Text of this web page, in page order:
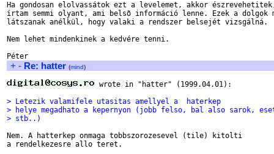
Ha gondosan elolvassátok ezt a levelemet, akkor
írtam semmi olyant, ami belsõ információ lenne. Ezek a
látszanak anélkül, hogy valaki a rendszer belsejét vizsgálná.
Nem lehet mindenkinek a kedvére tenni.
+ - Re: hatter (mind)
wrote in "hatter" (1999.04.01):
> Letezik valamifele utasitas amellyel a  haterkep
> helye megadhato a kepernyon (jobb felso, bal also sarok,
> stb..)
Nem. A hatterkep onmaga tobbszorozesevel (tile) kitolti
a rendelkezesre allo teret.